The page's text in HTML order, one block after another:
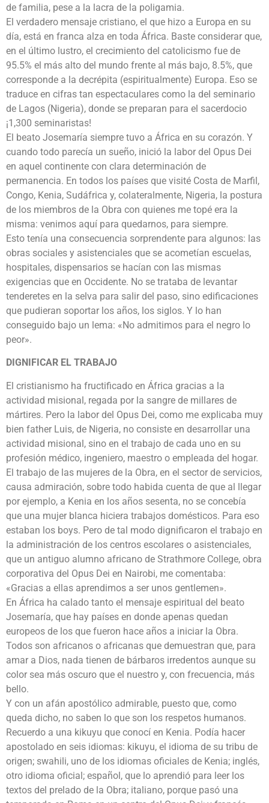
de familia, pese a la lacra de la poligamia.
El verdadero mensaje cristiano, el que hizo a Europa en su
día, está en franca alza en toda África. Baste considerar que,
en el último lustro, el crecimiento del catolicismo fue de
95.5% el más alto del mundo frente al más bajo, 8.5%, que
corresponde a la decrépita (espiritualmente) Europa. Eso se
traduce en cifras tan espectaculares como la del seminario
de Lagos (Nigeria), donde se preparan para el sacerdocio
¡1,300 seminaristas!
El beato Josemaría siempre tuvo a África en su corazón. Y
cuando todo parecía un sueño, inició la labor del Opus Dei
en aquel continente con clara determinación de
permanencia. En todos los países que visité Costa de Marfil,
Congo, Kenia, Sudáfrica y, colateralmente, Nigeria, la postura
de los miembros de la Obra con quienes me topé era la
misma: venimos aquí para quedarnos, para siempre.
Esto tenía una consecuencia sorprendente para algunos: las
obras sociales y asistenciales que se acometían escuelas,
hospitales, dispensarios se hacían con las mismas
exigencias que en Occidente. No se trataba de levantar
tenderetes en la selva para salir del paso, sino edificaciones
que pudieran soportar los años, los siglos. Y lo han
conseguido bajo un lema: «No admitimos para el negro lo
peor».
DIGNIFICAR EL TRABAJO
El cristianismo ha fructificado en África gracias a la
actividad misional, regada por la sangre de millares de
mártires. Pero la labor del Opus Dei, como me explicaba muy
bien father Luis, de Nigeria, no consiste en desarrollar una
actividad misional, sino en el trabajo de cada uno en su
profesión médico, ingeniero, maestro o empleada del hogar.
El trabajo de las mujeres de la Obra, en el sector de servicios,
causa admiración, sobre todo habida cuenta de que al llegar
por ejemplo, a Kenia en los años sesenta, no se concebía
que una mujer blanca hiciera trabajos domésticos. Para eso
estaban los boys. Pero de tal modo dignificaron el trabajo en
la administración de los centros escolares o asistenciales,
que un antiguo alumno africano de Strathmore College, obra
corporativa del Opus Dei en Nairobi, me comentaba:
«Gracias a ellas aprendimos a ser unos gentlemen».
En África ha calado tanto el mensaje espiritual del beato
Josemaría, que hay países en donde apenas quedan
europeos de los que fueron hace años a iniciar la Obra.
Todos son africanos o africanas que demuestran que, para
amar a Dios, nada tienen de bárbaros irredentos aunque su
color sea más oscuro que el nuestro y, con frecuencia, más
bello.
Y con un afán apostólico admirable, puesto que, como
queda dicho, no saben lo que son los respetos humanos.
Recuerdo a una kikuyu que conocí en Kenia. Podía hacer
apostolado en seis idiomas: kikuyu, el idioma de su tribu de
origen; swahili, uno de los idiomas oficiales de Kenia; inglés,
otro idioma oficial; español, que lo aprendió para leer los
textos del prelado de la Obra; italiano, porque pasó una